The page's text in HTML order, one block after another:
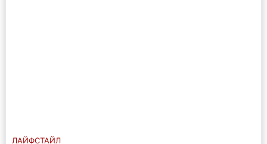
ЛАЙФСТАЙЛ